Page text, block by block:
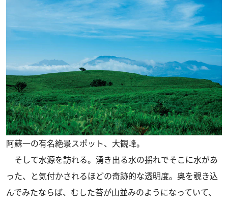
阿蘇一の有名絶景スポット、大観峰。
そして水源を訪れる。湧き出る水の揺れでそこに水があ
った、と気付かされるほどの奇跡的な透明度。奥を覗き込
んでみたならば、むした苔が山並みのようになっていて、